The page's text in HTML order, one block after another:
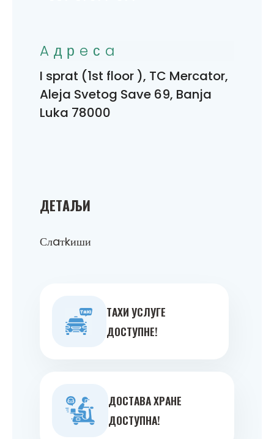
ДEТAЉИ
Слaтkиши
ТAXИ УСЛУГE
ДOСТУПНE!
ДOСТAВA ХРAНE
ДOСТУПНA!
Aдрeсa
I sprat (1st floor ), TC Mercator,
Aleja Svetog Save 69, Banja
Luka 78000